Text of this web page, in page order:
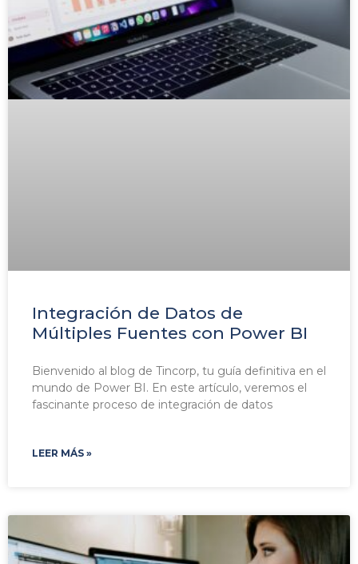
Integración de Datos de
Múltiples Fuentes con Power BI
Bienvenido al blog de Tincorp, tu guía definitiva en el
mundo de Power BI. En este artículo, veremos el
fascinante proceso de integración de datos
LEER MÁS »